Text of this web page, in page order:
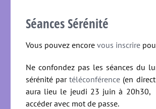
Séances Sérénité
Vous pouvez encore vous inscrire
Ne confondez pas les séances du
sérénité partéléconférence (en
aura lieu le jeudi 23 juin à 20h30,
accéder avec mot de passe.